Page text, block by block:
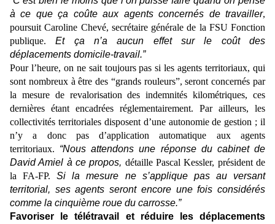
à ce que ça coûte aux agents concernés de travailler,
poursuit Caroline Chevé, secrétaire générale de la FSU Fonction
publique.
Et ça n’a aucun effet sur le coût des
déplacements domicile-travail.”
Pour l’heure, on ne sait toujours pas si les agents territoriaux, qui
sont nombreux à être des “grands rouleurs”, seront concernés par
la mesure de revalorisation des indemnités kilométriques, ces
dernières étant encadrées réglementairement. Par ailleurs, les
collectivités territoriales disposent d’une autonomie de gestion ; il
n’y a donc pas d’application automatique aux agents
territoriaux. “Nous attendons une réponse du cabinet de
David Amiel à ce propos, détaille Pascal Kessler, président de
la FA-FP.
Si la mesure ne s’applique pas au versant
territorial, ses agents seront encore une fois considérés
comme la cinquième roue du carrosse.”
Favoriser le télétravail et réduire les déplacements